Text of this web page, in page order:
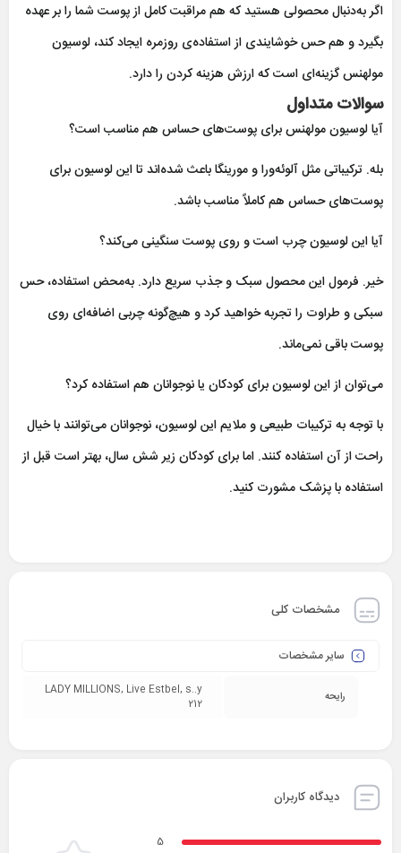
اگر به‌دنبال محصولی هستید که هم مراقبت کامل از پوست شما را بر عهده
بگیرد و هم حس خوشایندی از استفاده‌ی روزمره ایجاد کند، لوسیون
مولهنس گزینه‌ای است که ارزش هزینه‌ کردن را دارد.
سوالات متداول
آیا لوسیون مولهنس برای پوست‌های حساس هم مناسب است؟
بله. ترکیباتی مثل آلوئه‌ورا و مورینگا باعث شده‌اند تا این لوسیون برای
پوست‌های حساس هم کاملاً مناسب باشد.
آیا این لوسیون چرب است و روی پوست سنگینی می‌کند؟
خیر. فرمول این محصول سبک و جذب سریع دارد. به‌محض استفاده، حس
سبکی و طراوت را تجربه خواهید کرد و هیچ‌گونه چربی اضافه‌ای روی
پوست باقی نمی‌ماند.
می‌توان از این لوسیون برای کودکان یا نوجوانان هم استفاده کرد؟
با توجه به ترکیبات طبیعی و ملایم این لوسیون، نوجوانان می‌توانند با خیال
راحت از آن استفاده کنند. اما برای کودکان زیر شش سال، بهتر است قبل از
استفاده با پزشک مشورت کنید.
مشخصات کلی
سایر مشخصات
رایحه
LADY MILLIONS, Live Estbel, s..y
212
دیدگاه کاربران
5